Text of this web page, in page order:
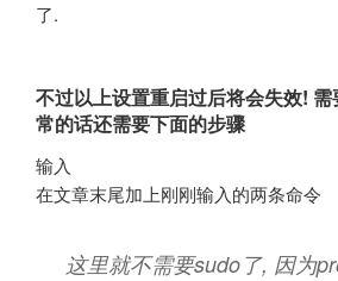
了.
不过以上设置重启过后将会失效!
常的话还需要下面的步骤
输入
在文章末尾加上刚刚输入的两条命令
这里就不需要sudo了, 因为